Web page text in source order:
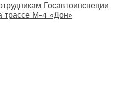
Госавтоинспеции
трассе М-4 «Дон»